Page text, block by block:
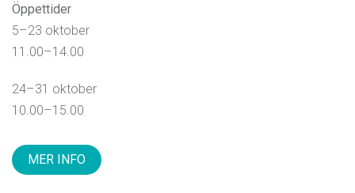
Öppettider
5–23 oktober
11.00–14.00
24–31 oktober
10.00–15.00
MER INFO